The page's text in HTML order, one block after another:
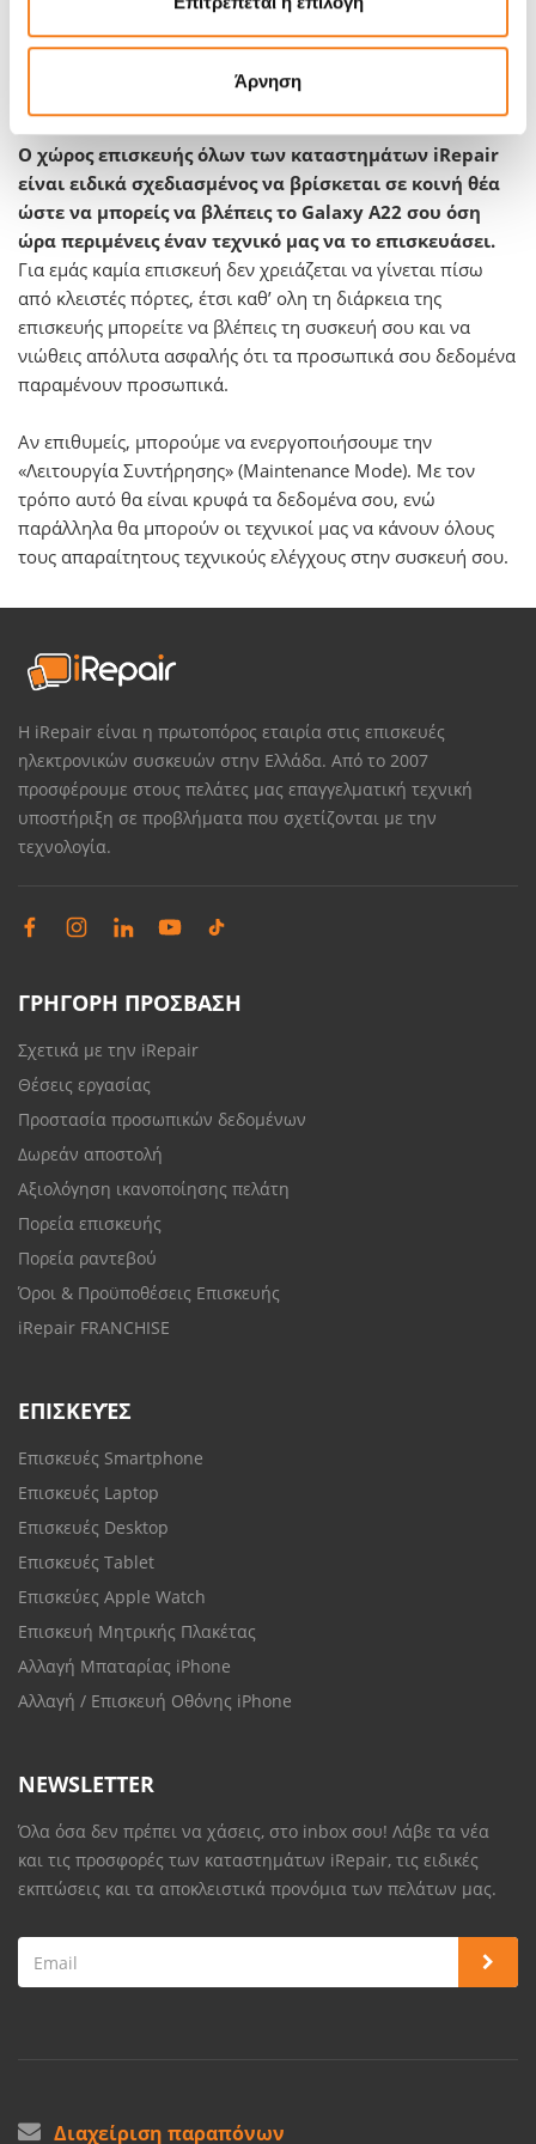
Άρνηση
βλάβη από νερό ή έχουν εμφανίσει πρόβλημα στην μητρική
πλακέτα. Επισκευάζουμε το Galaxy Α22 σας σχεδόν σε κάθε
περίπτωση, ακόμη κι αν πήγες κάπου αλλού και σου είπαν
Ο χώρος επισκευής όλων των καταστημάτων iRepair
είναι ειδικά σχεδιασμένος να βρίσκεται σε κοινή θέα
ώστε να μπορείς να βλέπεις το Galaxy Α22 σου όση
ώρα περιμένεις έναν τεχνικό μας να το επισκευάσει.
Για εμάς καμία επισκευή δεν χρειάζεται να γίνεται πίσω
από κλειστές πόρτες, έτσι καθ’ ολη τη διάρκεια της
επισκευής μπορείτε να βλέπεις τη συσκευή σου και να
νιώθεις απόλυτα ασφαλής ότι τα προσωπικά σου δεδομένα
παραμένουν προσωπικά.
Αν επιθυμείς, μπορούμε να ενεργοποιήσουμε την
«Λειτουργία Συντήρησης» (Maintenance Mode). Με τον
τρόπο αυτό θα είναι κρυφά τα δεδομένα σου, ενώ
παράλληλα θα μπορούν οι τεχνικοί μας να κάνουν όλους
τους απαραίτητους τεχνικούς ελέγχους στην συσκευή σου.
Η iRepair είναι η πρωτοπόρος εταιρία στις επισκευές
ηλεκτρονικών συσκευών στην Ελλάδα. Από το 2007
προσφέρουμε στους πελάτες μας επαγγελματική τεχνική
υποστήριξη σε προβλήματα που σχετίζονται με την
τεχνολογία.
ΓΡΗΓΟΡΗ ΠΡΟΣΒΑΣΗ
Σχετικά με την iRepair
Θέσεις εργασίας
Προστασία προσωπικών δεδομένων
Δωρεάν αποστολή
Αξιολόγηση ικανοποίησης πελάτη
Πορεία επισκευής
Πορεία ραντεβού
Όροι & Προϋποθέσεις Επισκευής
iRepair FRANCHISE
ΕΠΙΣΚΕΥΈΣ
Επισκευές Smartphone
Επισκευές Laptop
Επισκευές Desktop
Επισκευές Tablet
Επισκεύες Apple Watch
Επισκευή Μητρικής Πλακέτας
Αλλαγή Μπαταρίας iPhone
Αλλαγή / Επισκευή Οθόνης iPhone
NEWSLETTER
Όλα όσα δεν πρέπει να χάσεις, στο inbox σου! Λάβε τα νέα
και τις προσφορές των καταστημάτων iRepair, τις ειδικές
εκπτώσεις και τα αποκλειστικά προνόμια των πελάτων μας.
Διαχείριση παραπόνων